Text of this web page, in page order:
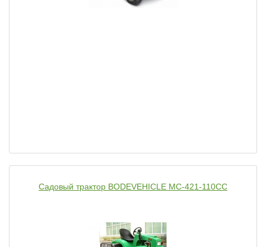
Садовый трактор BODEVEHICLE MC-421-110CC